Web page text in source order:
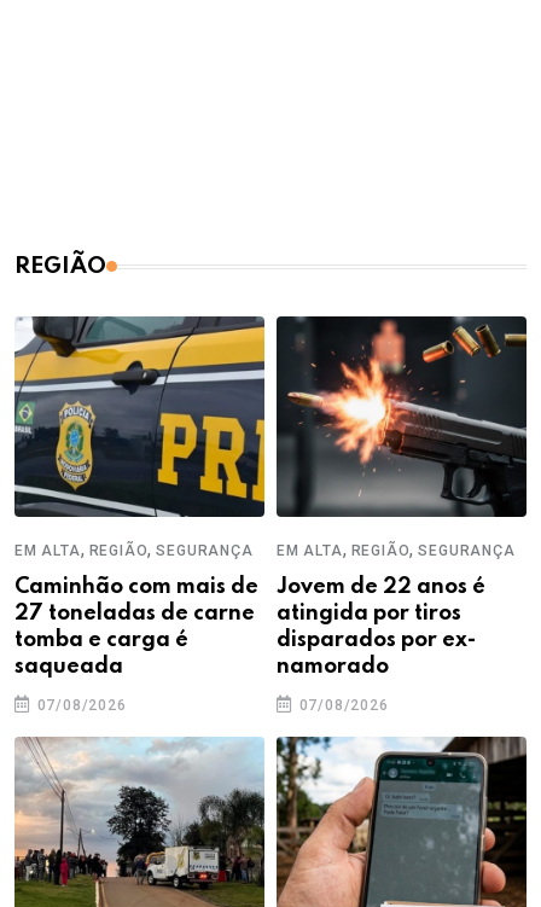
REGIÃO
EM ALTA, REGIÃO,SEGURANÇA
Caminhão com mais de
27 toneladas de carne
tomba e carga é
saqueada
07/08/2026
EM ALTA, REGIÃO,SEGURANÇA
Jovem de 22 anos é
atingida por tiros
disparados por ex-
namorado
07/08/2026